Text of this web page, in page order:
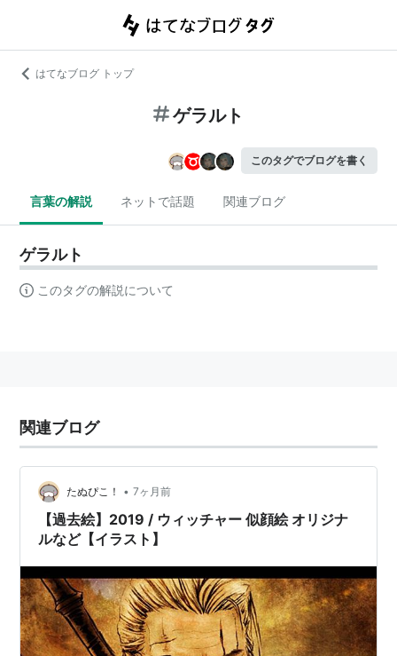
はてなブログ トップ
ゲラルト
このタグでブログを書く
言葉の解説 ネットで話題 関連ブログ
ゲラルト
このタグの解説について
関連ブログ
たぬぴこ！ • 7ヶ月前
【過去絵】2019 / ウィッチャー 似顔絵 オリジナ
ルなど【イラスト】